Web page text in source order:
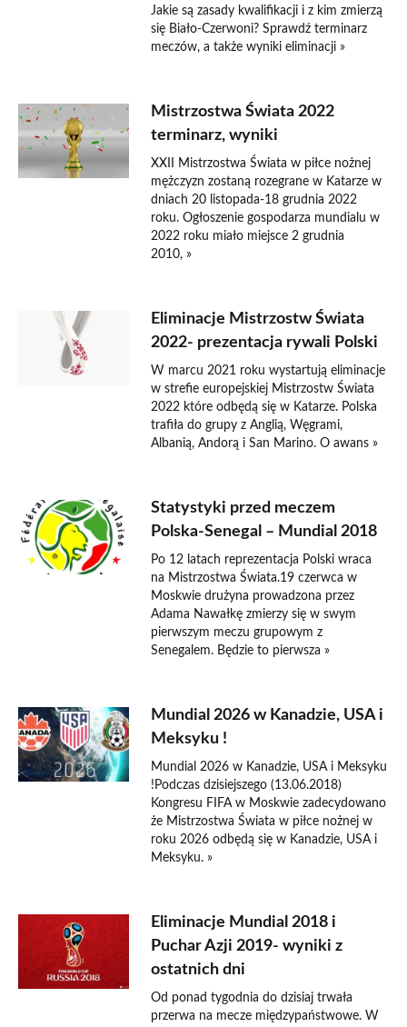
Jakie są zasady kwalifikacji i z kim zmierzą
się Biało-Czerwoni? Sprawdź terminarz
meczów, a także wyniki eliminacji »
Mistrzostwa Świata 2022
terminarz, wyniki
XXII Mistrzostwa Świata w piłce nożnej
mężczyzn zostaną rozegrane w Katarze w
dniach 20 listopada-18 grudnia 2022
roku. Ogłoszenie gospodarza mundialu w
2022 roku miało miejsce 2 grudnia
2010, »
Eliminacje Mistrzostw Świata
2022- prezentacja rywali Polski
W marcu 2021 roku wystartują eliminacje
w strefie europejskiej Mistrzostw Świata
2022 które odbędą się w Katarze. Polska
trafiła do grupy z Anglią, Węgrami,
Albanią, Andorą i San Marino. O awans »
Statystyki przed meczem
Polska-Senegal – Mundial 2018
Po 12 latach reprezentacja Polski wraca
na Mistrzostwa Świata.19 czerwca w
Moskwie drużyna prowadzona przez
Adama Nawałkę zmierzy się w swym
pierwszym meczu grupowym z
Senegalem. Będzie to pierwsza »
Mundial 2026 w Kanadzie, USA i
Meksyku !
Mundial 2026 w Kanadzie, USA i Meksyku
!Podczas dzisiejszego (13.06.2018)
Kongresu FIFA w Moskwie zadecydowano
że Mistrzostwa Świata w piłce nożnej w
roku 2026 odbędą się w Kanadzie, USA i
Meksyku. »
Eliminacje Mundial 2018 i
Puchar Azji 2019- wyniki z
ostatnich dni
Od ponad tygodnia do dzisiaj trwała
przerwa na mecze międzypaństwowe. W